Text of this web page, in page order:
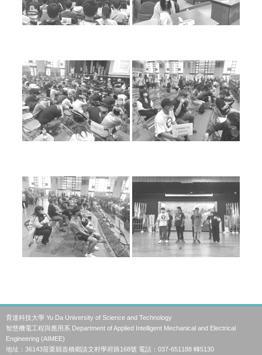
育達科技大學 Yu Da University of Science and Technology
智慧機電工程與應用系 Department of Applied Intelligent Mechanical and Electrical
Engineering (AIMEE)
地址：36143苗栗縣造橋鄉談文村學府路168號 電話：037-651188 轉5130